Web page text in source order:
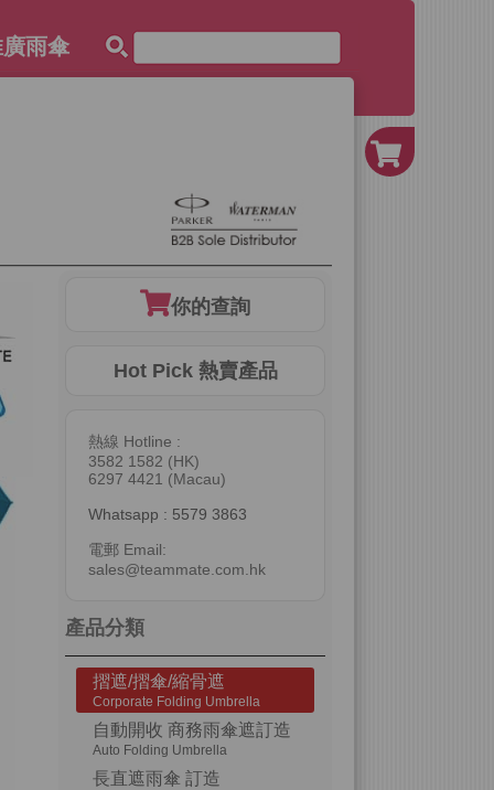
雨傘
你的查詢
Hot Pick 熱賣產品
熱線 Hotline :
3582 1582 (HK)
6297 4421 (Macau)
Whatsapp : 5579 3863
電郵 Email:
sales@teammate.com.hk
產品分類
摺遮/摺傘/縮骨遮
Corporate Folding Umbrella
自動開收 商務雨傘遮訂造
Auto Folding Umbrella
長直遮雨傘 訂造